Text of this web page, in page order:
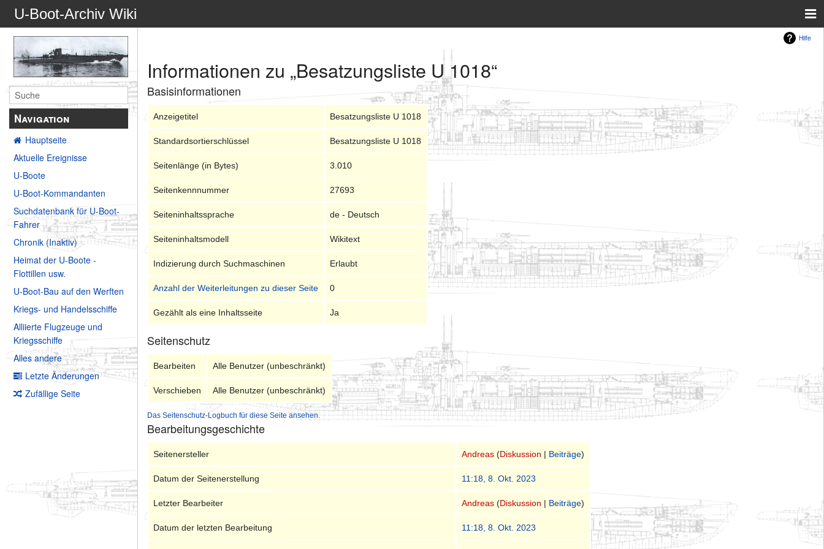
U-Boot-Archiv Wiki
Navigation
Hauptseite
Aktuelle Ereignisse
U-Boote
U-Boot-Kommandanten
Suchdatenbank für U-Boot-
Fahrer
Chronik (Inaktiv)
Heimat der U-Boote -
Flottillen usw.
U-Boot-Bau auf den Werften
Kriegs- und Handelsschiffe
Alliierte Flugzeuge und
Kriegsschiffe
Alles andere
Letzte Änderungen
Zufällige Seite
Hilfe
Informationen zu „Besatzungsliste U 1018“
Basisinformationen
Anzeigetitel Besatzungsliste U 1018
Standardsortierschlüssel Besatzungsliste U 1018
Seitenlänge (in Bytes) 3.010
Seitenkennnummer 27693
Seiteninhaltssprache de - Deutsch
Seiteninhaltsmodell Wikitext
Indizierung durch Suchmaschinen Erlaubt
Anzahl der Weiterleitungen zu dieser Seite 0
Gezählt als eine Inhaltsseite Ja
Seitenschutz
Bearbeiten Alle Benutzer (unbeschränkt)
Verschieben Alle Benutzer (unbeschränkt)
Das Seitenschutz-Logbuch für diese Seite ansehen.
Bearbeitungsgeschichte
Seitenersteller Andreas (Diskussion | Beiträge)
Datum der Seitenerstellung 11:18, 8. Okt. 2023
Letzter Bearbeiter Andreas (Diskussion | Beiträge)
Datum der letzten Bearbeitung 11:18, 8. Okt. 2023